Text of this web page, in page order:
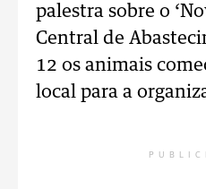
palestra sobre o
Central de
12 os animais
local para a